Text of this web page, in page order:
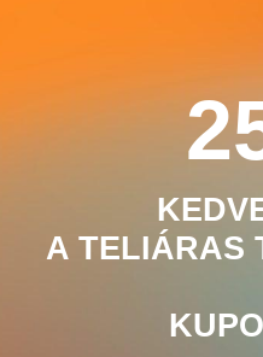
A TELIÁRAS